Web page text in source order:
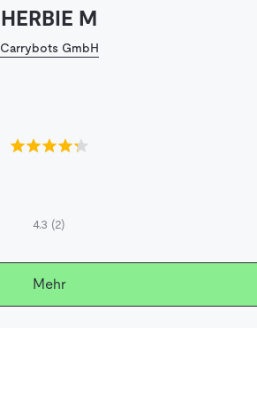
HERBIE M
Carrybots GmbH
4.3 (2)
Mehr